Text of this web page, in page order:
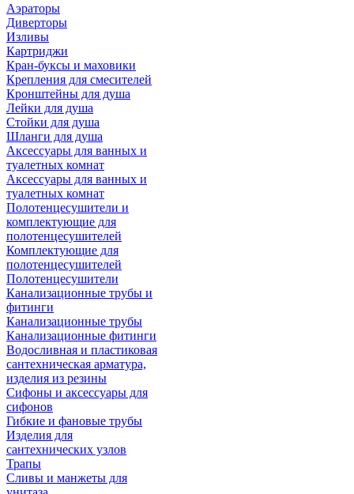
Аэраторы
Диверторы
Изливы
Картриджи
Кран-буксы и маховики
Крепления для смесителей
Кронштейны для душа
Лейки для душа
Стойки для душа
Шланги для душа
Аксессуары для ванных и
туалетных комнат
Аксессуары для ванных и
туалетных комнат
Полотенцесушители и
комплектующие для
полотенцесушителей
Комплектующие для
полотенцесушителей
Полотенцесушители
Канализационные трубы и
фитинги
Канализационные трубы
Канализационные фитинги
Водосливная и пластиковая
сантехническая арматура,
изделия из резины
Сифоны и аксессуары для
сифонов
Гибкие и фановые трубы
Изделия для
сантехнических узлов
Трапы
Сливы и манжеты для